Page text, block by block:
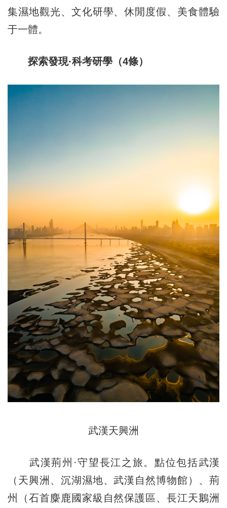
集濕地觀光、文化研學、休閒度假、美食體驗
于一體。
探索發現·科考研學（4條）
武漢天興洲
武漢荊州·守望長江之旅。點位包括武漢
（天興洲、沉湖濕地、武漢自然博物館）、荊
州（石首麋鹿國家級自然保護區、長江天鵝洲